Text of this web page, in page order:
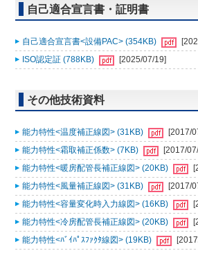
自己適合宣言書・証明書
自己適合宣言書<設備PAC> (354KB)
ISO認定証 (788KB)
[2025/07/19]
その他技術資料
能力特性<温度補正線図> (31KB)
[2017/
能力特性<霜取補正係数> (7KB)
[2017/
能力特性<暖房配管長補正線図> (20KB)
能力特性<風量補正線図> (31KB)
[2017/
能力特性<容量変化時入力線図> (16KB)
能力特性<冷房配管長補正線図> (20KB)
能力特性<ﾊﾞｲﾊﾟｽﾌｧｸﾀ線図> (19KB)